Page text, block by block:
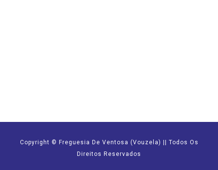
Copyright © Freguesia De Ventosa (Vouzela) || Todos Os
Direitos Reservados